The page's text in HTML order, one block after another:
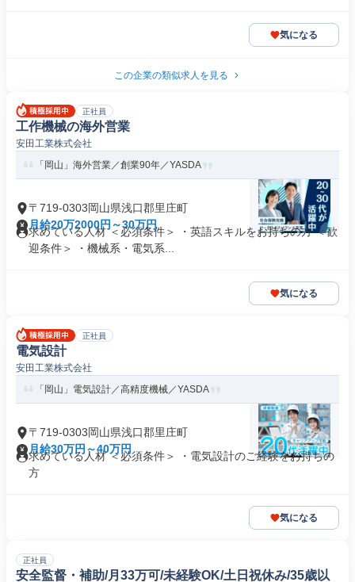
気になる
この企業の類似求人を見る
正社員
工作機械の海外営業
安田工業株式会社
「岡山」海外営業／創業90年／YASDA
〒719-0303岡山県浅口郡里庄町
月給20万2000円～30万円
求めている人材 ＜必須条件＞ ・英語スキルをお持ちの方 ＜歓
迎条件＞ ・機械系・電気系...
気になる
正社員
電気設計
安田工業株式会社
「岡山」電気設計／高精度機械／YASDA
〒719-0303岡山県浅口郡里庄町
月給30万円～40万円
求めている人材 ＜必須条件＞ ・電気設計のご経験をお持ちの
方
気になる
正社員
安全監督・補助/月33万可/未経験OK/土日祝休み/35歳以